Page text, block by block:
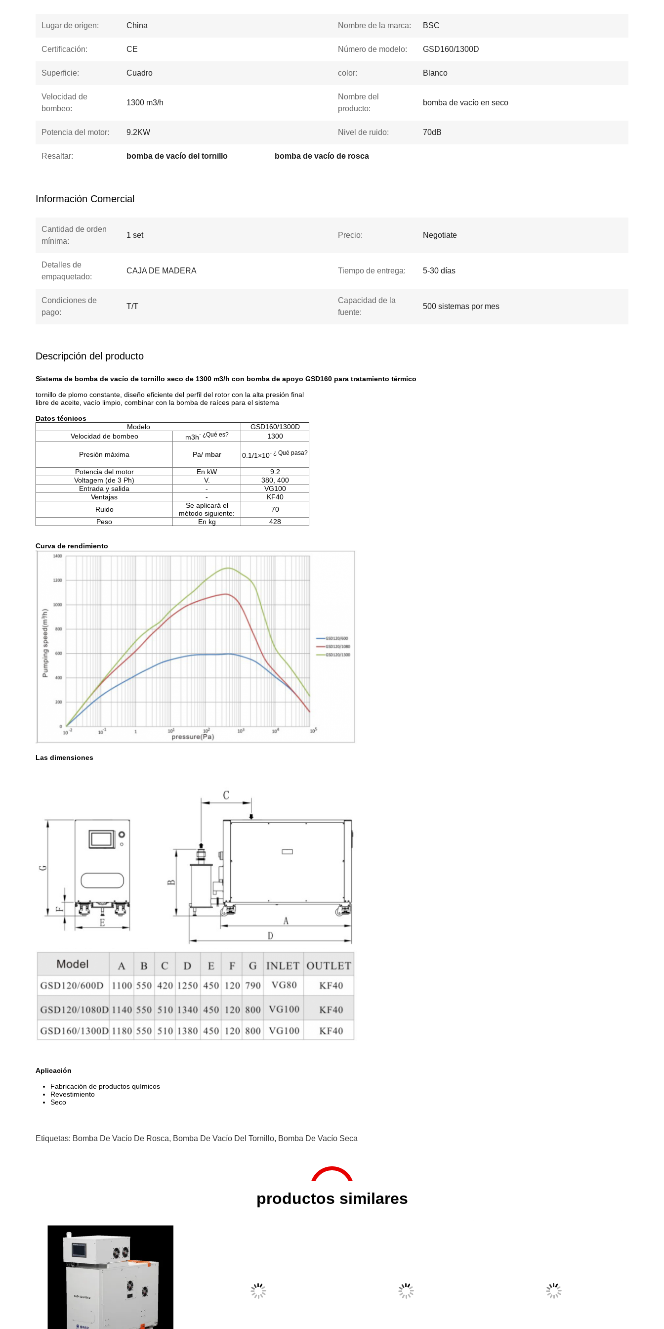
Lugar de origen: China Nombre de la marca: BSC
Certificación: CE Número de modelo: GSD160/1300D
Superficie: Cuadro color: Blanco
Velocidad de
bombeo:
1300 m3/h
Nombre del
producto:
bomba de vacío en seco
Potencia del motor: 9.2KW Nivel de ruido: 70dB
Resaltar: bomba de vacío del tornillo bomba de vacío de rosca
Información Comercial
Cantidad de orden
mínima:
1 set Precio: Negotiate
Detalles de
empaquetado:
CAJA DE MADERA Tiempo de entrega: 5-30 días
Condiciones de
pago:
T/T
Capacidad de la
fuente:
500 sistemas por mes
Descripción del producto
Sistema de bomba de vacío de tornillo seco de 1300 m3/h con bomba de apoyo GSD160 para tratamiento térmico
tornillo de plomo constante, diseño eficiente del perfil del rotor con la alta presión final
libre de aceite, vacío limpio, combinar con la bomba de raíces para el sistema
Datos técnicos
Modelo
GSD160/1300D
Velocidad de bombeo
m3h- ¿Qué es? 1300
Presión máxima Pa/ mbar 0.1/1×10- ¿ Qué pasa?
Potencia del motor En kW
9.2
Voltagem (de 3 Ph)
V.
380, 400
Entrada y salida
-
VG100
Ventajas
-
KF40
Ruido
Se aplicará el
método siguiente:
70
Peso
En kg 428
Curva de rendimiento
Las dimensiones
Aplicación
Fabricación de productos químicos
Revestimiento
Seco
Etiquetas: Bomba De Vacío De Rosca, Bomba De Vacío Del Tornillo, Bomba De Vacío Seca
productos similares